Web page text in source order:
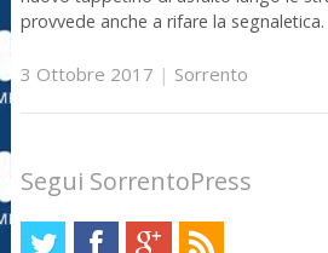
provvede anche a rifare la
3 Ottobre 2017 | Sorrento
Segui SorrentoPress